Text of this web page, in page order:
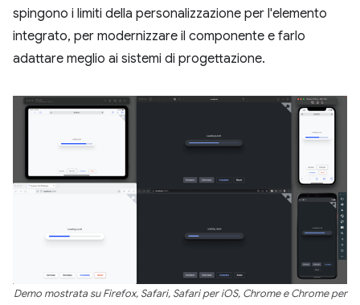
spingono i limiti della personalizzazione per l'elemento
integrato, per modernizzare il componente e farlo
adattare meglio ai sistemi di progettazione.
Demo mostrata su Firefox, Safari, Safari per iOS, Chrome e Chrome per